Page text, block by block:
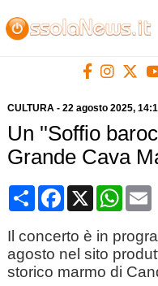
CULTURA- 22 agosto 2025,
Un ''Soffio
Grande Cava
CondividiFacebook
X
Il concerto è in
agosto nel sito
storico marmo di